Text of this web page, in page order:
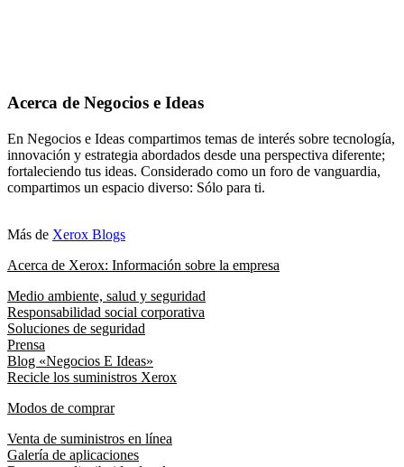
Acerca de Negocios e Ideas
En Negocios e Ideas compartimos temas de interés sobre tecnología,
innovación y estrategia abordados desde una perspectiva diferente;
fortaleciendo tus ideas. Considerado como un foro de vanguardia,
compartimos un espacio diverso: Sólo para ti.
Más de Xerox Blogs
Acerca de Xerox: Información sobre la empresa
Medio ambiente, salud y seguridad
Responsabilidad social corporativa
Soluciones de seguridad
Prensa
Blog «Negocios E Ideas»
Recicle los suministros Xerox
Modos de comprar
Venta de suministros en línea
Galería de aplicaciones